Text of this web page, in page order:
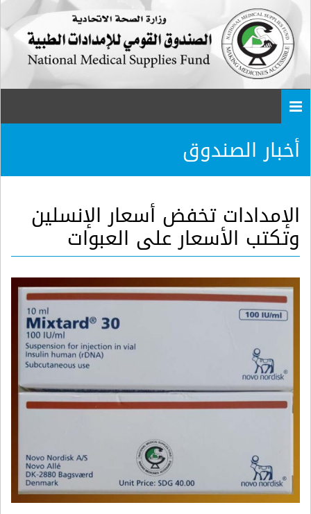
أخبار الصندوق
الإمدادات تخفض أسعار الإنسلين
وتكتب الأسعار على العبوات